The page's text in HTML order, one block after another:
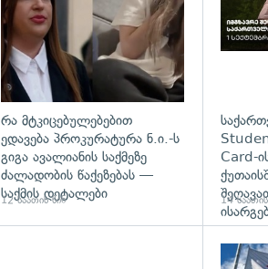
რა მტკიცებულებებით
ედავება პროკურატურა ნ.ი.-ს
გიგა ავალიანის საქმეზე
ძალადობის წაქეზებას —
საქმის დეტალები
12 საათის წინ
Card-
14